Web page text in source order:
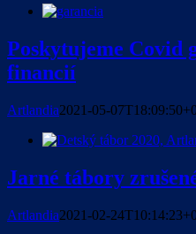
Poskytujeme Covid
financií
Artlandia2021-05-
Jarné tábory
Artlandia2021-02-